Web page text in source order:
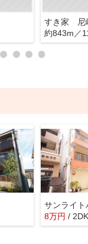
すき家 尼
約843m／
サンライト
8万円 / 2DK